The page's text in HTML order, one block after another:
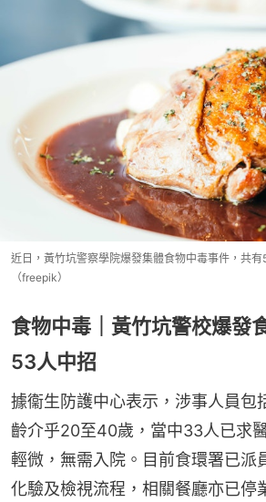
近日，黃竹坑警察學院爆發集體食物中毒事件，共有
（freepik）
食物中毒｜黃竹坑警校爆發
53人中招
據衞生防護中心表示，涉事人員包
齡介乎20至40歲，當中33人已求
輕微，無需入院。目前食環署已派
化驗及檢視流程，相關餐廳亦已停